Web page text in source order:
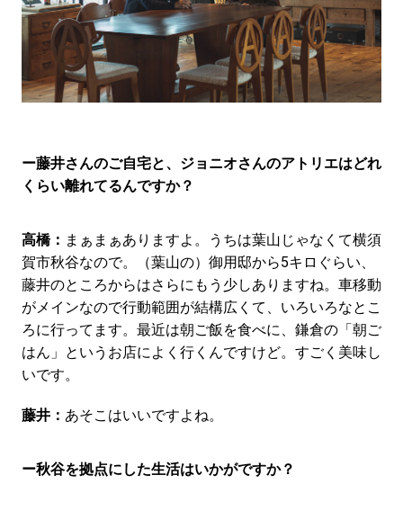
ー藤井さんのご自宅と、ジョニオさんのアトリエはどれ
くらい離れてるんですか？
高橋： まぁまぁありますよ。うちは葉山じゃなくて横須
賀市秋谷なので。（葉山の）御用邸から5キロぐらい、
藤井のところからはさらにもう少しありますね。車移動
がメインなので行動範囲が結構広くて、いろいろなとこ
ろに行ってます。最近は朝ご飯を食べに、鎌倉の「朝ご
はん」というお店によく行くんですけど。すごく美味し
いです。
藤井： あそこはいいですよね。
ー秋谷を拠点にした生活はいかがですか？